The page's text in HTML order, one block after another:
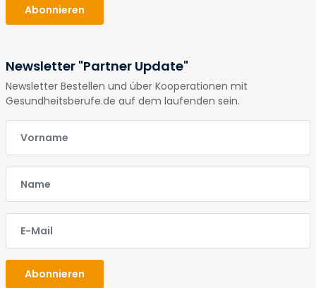
Abonnieren
Newsletter "Partner Update"
Newsletter Bestellen und über Kooperationen mit
Gesundheitsberufe.de auf dem laufenden sein.
Abonnieren